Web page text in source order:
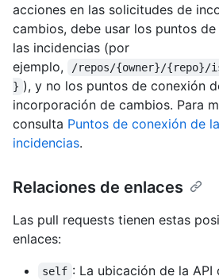
acciones en las solicitudes de
cambios, debe usar los puntos
las incidencias (por
ejemplo,
/repos/{owner}/{repo}/
} ), y no los puntos de conexión
incorporación de cambios. Para
consulta Puntos de conexión de
incidencias.
Relaciones de enlaces
Las pull requests tienen estas
enlaces:
self : La ubicación de la